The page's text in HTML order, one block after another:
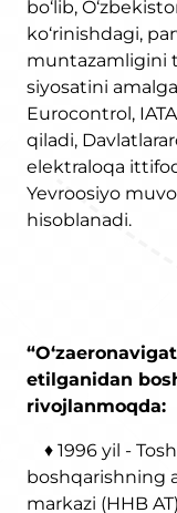
bo‘lib,
ko‘rinishdagi,
muntazamligini
siyosatini
Eurocontrol,
qiladi,
elektraloqa
Yevroosiyo
hisoblanadi.
etilganidan
rivojlanmoqda:
♦ 1996 yil -
boshqarishning
markazi (HHB